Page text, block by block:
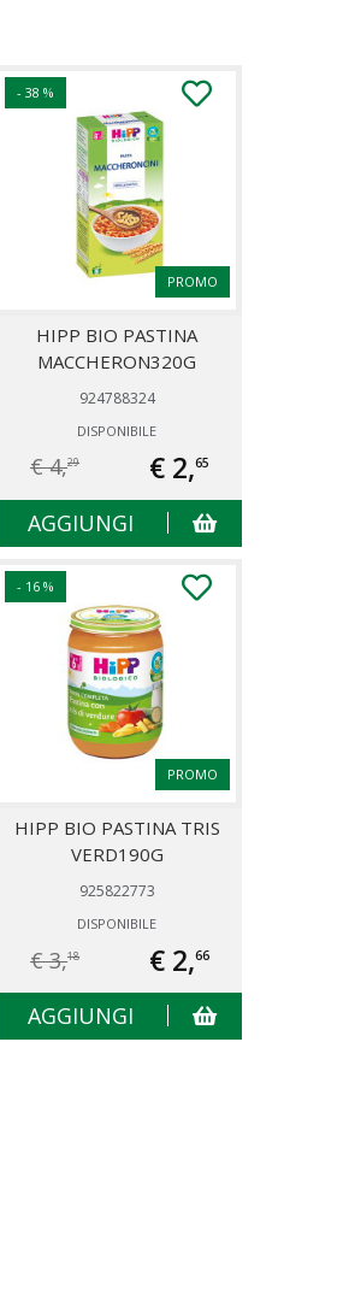
- 38 %
PROMO
HIPP BIO PASTINA
MACCHERON320G
924788324
DISPONIBILE
€ 4,29 € 2,65
AGGIUNGI
- 16 %
PROMO
HIPP BIO PASTINA TRIS
VERD190G
925822773
DISPONIBILE
€ 3,18 € 2,66
AGGIUNGI